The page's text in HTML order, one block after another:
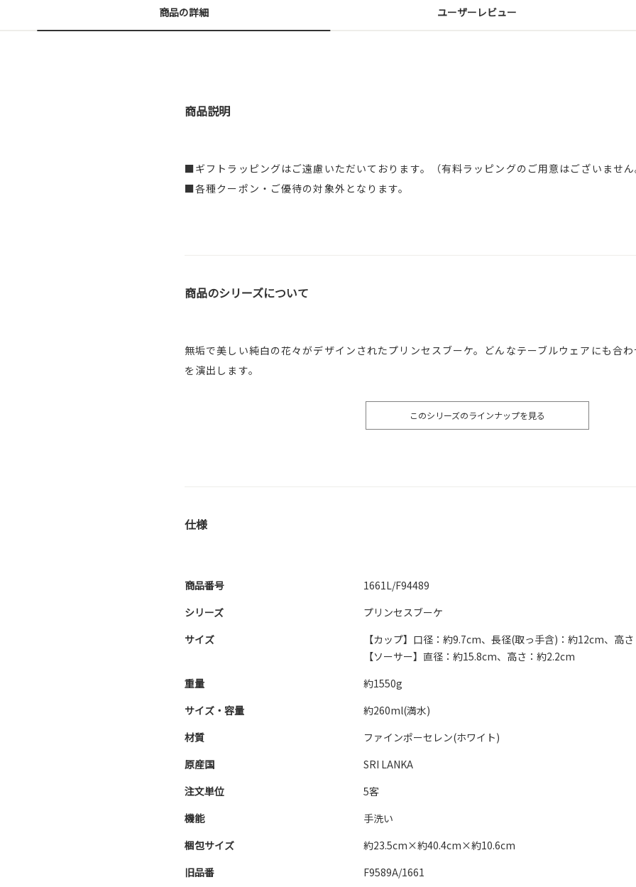
商品の詳細 ユーザーレビュー
商品説明
■ギフトラッピングはご遠慮いただいております。（有料ラッピングのご用意はございません
■各種クーポン・ご優待の対象外となります。
商品のシリーズについて
無垢で美しい純白の花々がデザインされたプリンセスブーケ。どんなテーブルウェアにも合
を演出します。
このシリーズのラインナップを見る
仕様
商品番号
1661L/F94489
シリーズ
プリンセスブーケ
サイズ
【カップ】口径：約9.7cm、長径(取っ手含)：約12cm、高
【ソーサー】直径：約15.8cm、高さ：約2.2cm
重量
約1550g
サイズ・容量
約260ml(満水)
材質
ファインポーセレン(ホワイト)
原産国
SRI LANKA
注文単位
5客
機能
手洗い
梱包サイズ
約23.5cm×約40.4cm×約10.6cm
旧品番
F9589A/1661